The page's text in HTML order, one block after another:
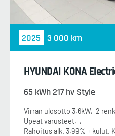
2025 3 000 km
HYUNDAI KONA
65 kWh 217 hv Style
Virran ulosotto 3,6kW 2
Upeat varusteet
Rahoitus alk. 3,99% + kulut.